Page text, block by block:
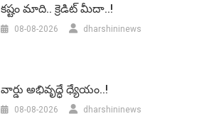
కష్టం మాది.. క్రెడిట్ మీదా..!
08-08-2026 dharshininews
వార్డు అభివృద్ధే ధ్యేయం..!
08-08-2026 dharshininews